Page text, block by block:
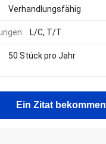
Verhandlungsfähig
L/C, T/T
50 Stück pro Jahr
Ein Zitat bekommen